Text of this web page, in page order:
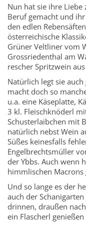
Nun hat sie ihre
Beruf gemacht und
den edlen
österreichische
Grüner Veltliner vom
Grossriedenthal am
rescher Spritzwein
Natürlich legt sie
macht doch so
u.a. eine Käseplatte,
3 kl. Fleischknöderl
Schusterlaibchen mit
natürlich nebst Wein
Süßes keinesfalls
Engelbrechtsmüller
der Ybbs. Auch wenn
himmlischen
Und so lange es der
auch der
drinnen, draußen
ein Flascherl genießen